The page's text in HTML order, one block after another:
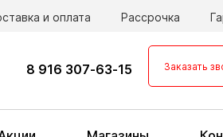
и оплата Рассрочка
8 916 307-63-15 Заказать